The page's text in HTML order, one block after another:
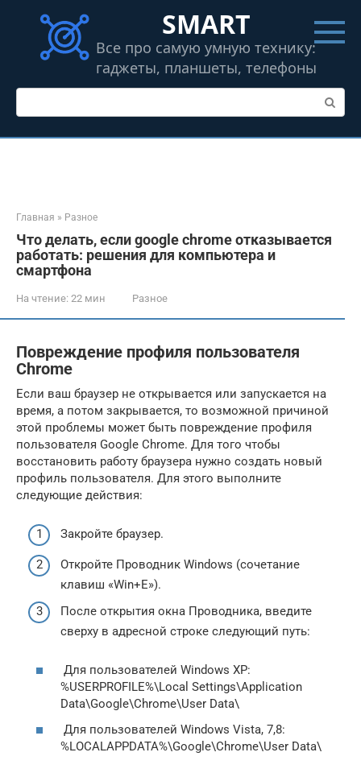
контенту
SMART
Все про самую умную технику:
гаджеты, планшеты, телефоны
Поиск:
Главная » Разное
Что делать, если google chrome отказывается
работать: решения для компьютера и
смартфона
На чтение: 22 мин Разное
Повреждение профиля пользователя
Chrome
Если ваш браузер не открывается или запускается на
время, а потом закрывается, то возможной причиной
этой проблемы может быть повреждение профиля
пользователя Google Chrome. Для того чтобы
восстановить работу браузера нужно создать новый
профиль пользователя. Для этого выполните
следующие действия:
Закройте браузер.
Откройте Проводник Windows (сочетание
клавиш «Win+E»).
После открытия окна Проводника, введите
сверху в адресной строке следующий путь:
Для пользователей Windows XP:
%USERPROFILE%\Local Settings\Application
Data\Google\Chrome\User Data\
Для пользователей Windows Vista, 7,8:
%LOCALAPPDATA%\Google\Chrome\User Data\